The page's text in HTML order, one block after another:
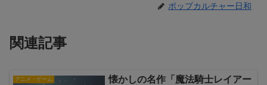
ポップカルチャー日和
関連記事
アニメ・ゲーム
懐かしの名作「魔法騎士レイアー